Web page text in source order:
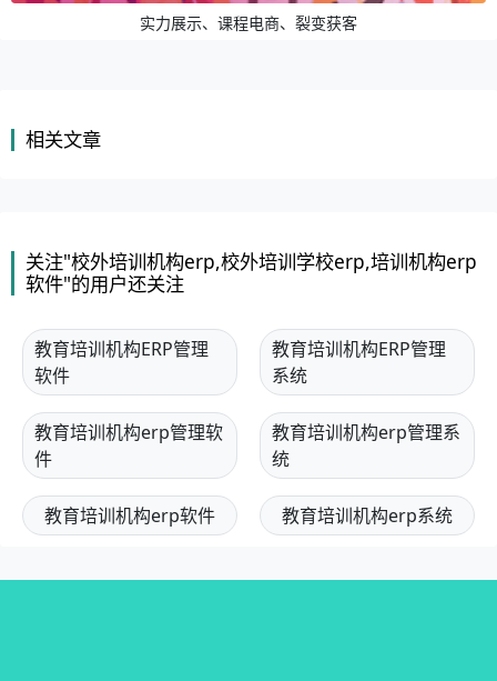
实力展示、课程电商、裂变获客
相关文章
关注"校外培训机构erp,校外培训学校erp,培训机构erp
软件"的用户还关注
教育培训机构ERP管理
软件
教育培训机构ERP管理
系统
教育培训机构erp管理软
件
教育培训机构erp管理系
统
教育培训机构erp软件 教育培训机构erp系统